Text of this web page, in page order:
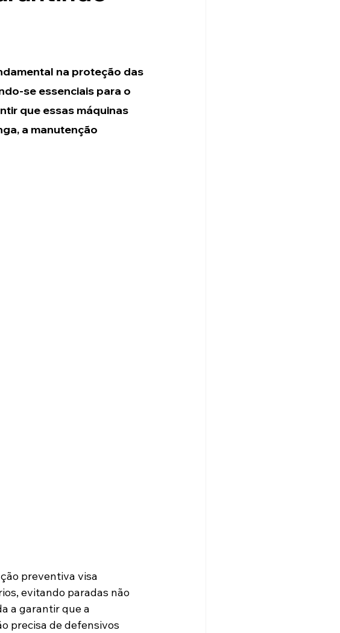
na proteção das
se essenciais para o
que essas máquinas
a manutenção
preventiva visa
evitando paradas não
a garantir que a
precisa de defensivos